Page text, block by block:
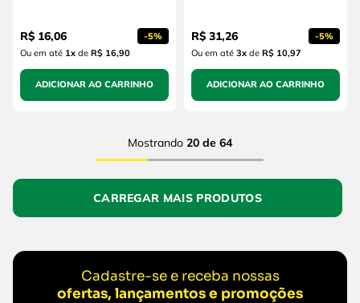
R$ 16,06 -5%
Ou em até 1xde R$ 16,90
ADICIONAR AO CARRINHO
R$ 31,26 -5%
Ou em até 3xde R$ 10,97
ADICIONAR AO CARRINHO
Mostrando 20 de 64
Cadastre-se e receba nossas
ofertas, lançamentos e promoções